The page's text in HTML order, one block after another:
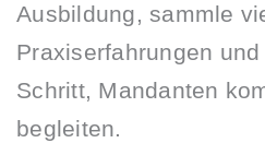
Ausbildung, sammle
Praxiserfahrungen
Schritt, Mandanten
begleiten.